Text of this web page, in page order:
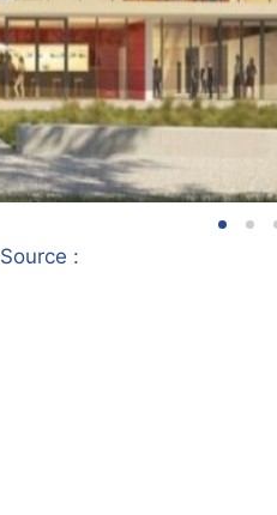
Source :